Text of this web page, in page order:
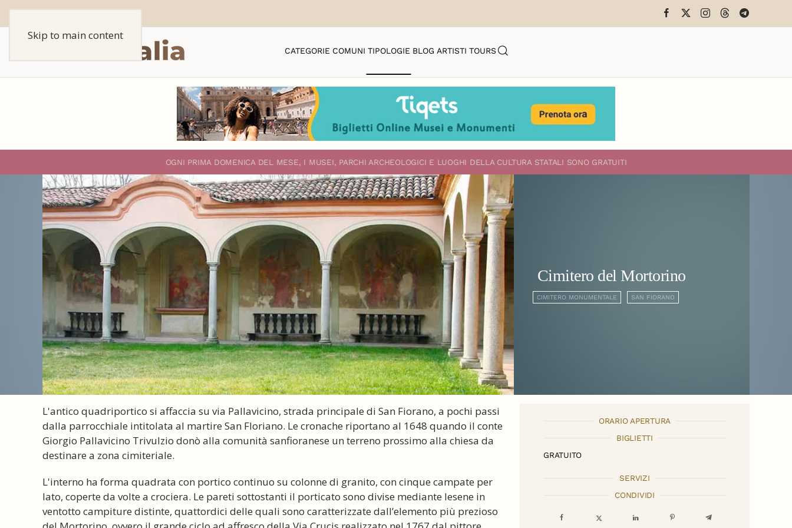
Skip to main content
CATEGORIE COMUNI TIPOLOGIE BLOG ARTISTI TOURS
OGNI PRIMA DOMENICA DEL MESE, I MUSEI, PARCHI ARCHEOLOGICI E LUOGHI DELLA CULTURA STATALI SONO GRATUITI
Cimitero del Mortorino
CIMITERO MONUMENTALE SAN FIORANO
L'antico quadriportico si affaccia su via Pallavicino, strada principale di San Fiorano, a pochi passi
dalla parrocchiale intitolata al martire San Floriano. Le cronache riportano al 1648 quando il conte
Giorgio Pallavicino Trivulzio donò alla comunità sanfioranese un terreno prossimo alla chiesa da
destinare a zona cimiteriale.
L'interno ha forma quadrata con portico continuo su colonne di granito, con cinque campate per
lato, coperte da volte a crociera. Le pareti sottostanti il porticato sono divise mediante lesene in
ventotto campiture distinte, quattordici delle quali sono caratterizzate dall’elemento più prezioso
ORARIO APERTURA
BIGLIETTI
GRATUITO
SERVIZI
CONDIVIDI